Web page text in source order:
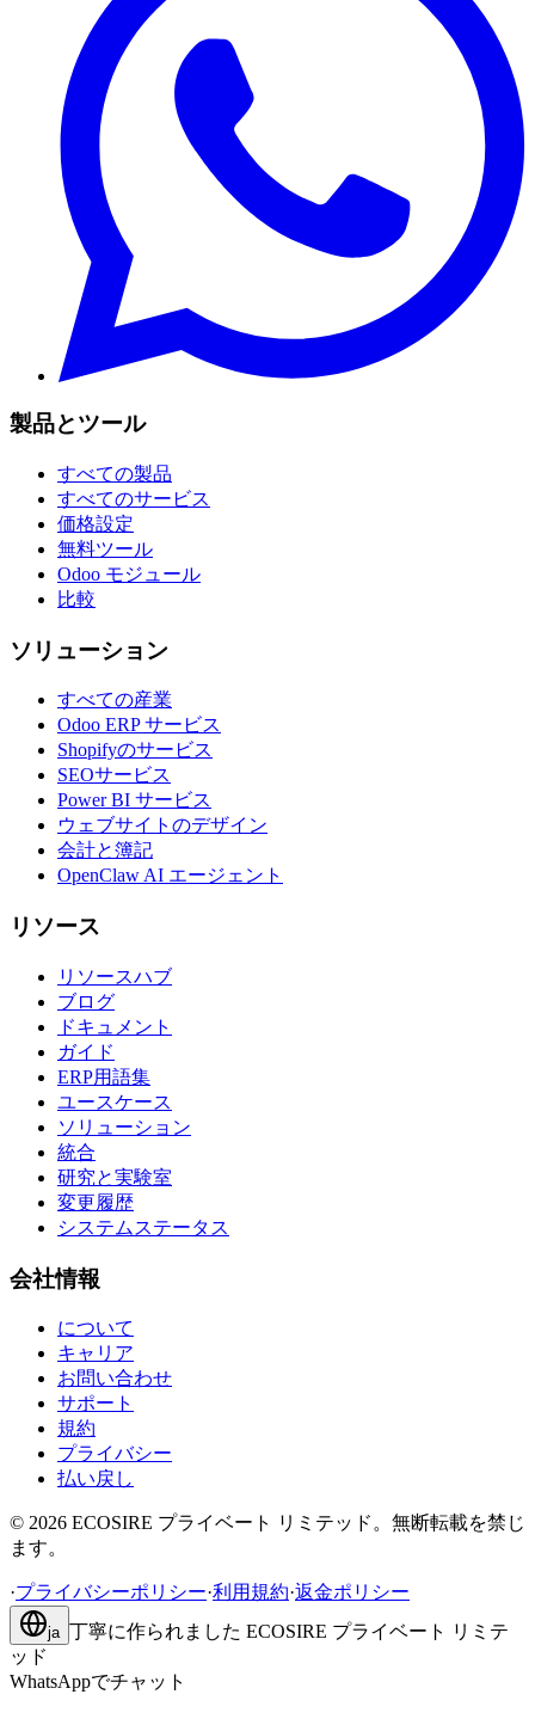
製品とツール
すべての製品
すべてのサービス
価格設定
無料ツール
Odoo モジュール
比較
ソリューション
すべての産業
Odoo ERP サービス
Shopifyのサービス
SEOサービス
Power BI サービス
ウェブサイトのデザイン
会計と簿記
OpenClaw AI エージェント
リソース
リソースハブ
ブログ
ドキュメント
ガイド
ERP用語集
ユースケース
ソリューション
統合
研究と実験室
変更履歴
システムステータス
会社情報
について
キャリア
お問い合わせ
サポート
規約
プライバシー
払い戻し
© 2026 ECOSIRE プライベート リミテッド。無断転載を禁じ
ます。
·プライバシーポリシー·利用規約·返金ポリシー
ja 丁寧に作られました ECOSIRE プライベート リミテ
ッド
WhatsAppでチャット